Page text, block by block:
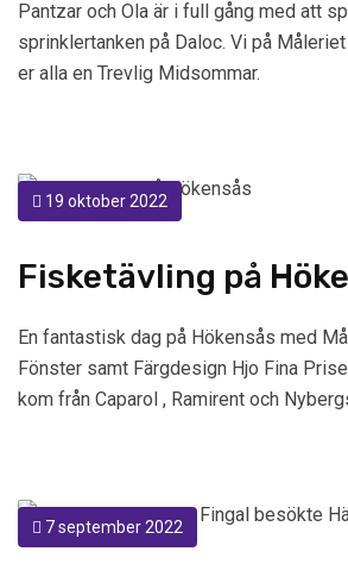
Pantzar och Ola är i full gång med att
sprinklertanken på Daloc. Vi på
er alla en Trevlig Midsommar.
19 oktober 2022
Fisketävling på
En fantastisk dag på Hökensås med
Fönster samt Färgdesign Hjo Fina
kom från Caparol , Ramirent och
7 september 2022